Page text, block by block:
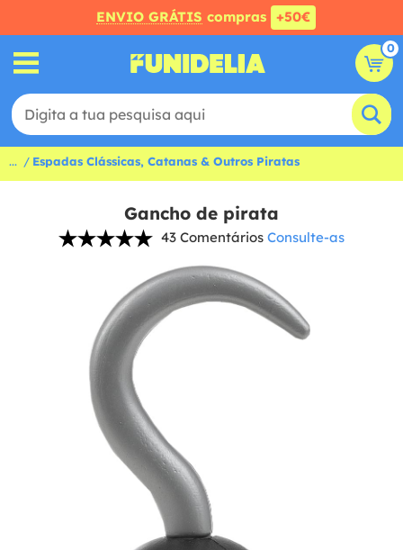
ENVIO GRÁTIS compras +50€
0
... Espadas Clássicas, Catanas & Outros Piratas
Gancho de pirata
43 Comentários Consulte-as